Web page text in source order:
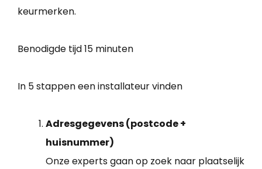
keurmerken.
Benodigde tijd15 minuten
In 5 stappen een installateur vinden
Adresgegevens (postcode +
huisnummer)
Onze experts gaan op zoek naar plaatselijk